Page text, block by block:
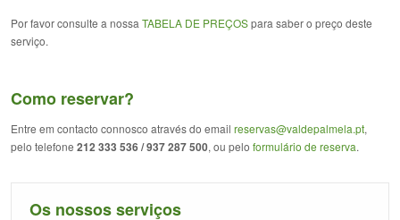
Por favor consulte a nossa TABELA DE PREÇOSpara saber o preço deste
serviço.
Como reservar?
Entre em contacto connosco através do email reservas@valdepalmela.pt,
pelo telefone 212 333 536 / 937 287 500, ou pelo formulário de reserva.
Os nossos serviços